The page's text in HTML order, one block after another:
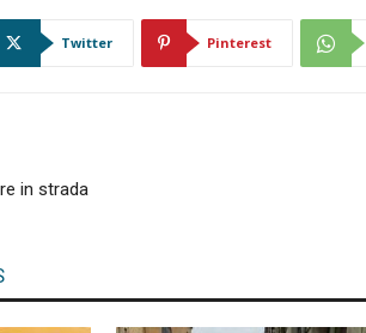
Twitter Pinterest
in strada